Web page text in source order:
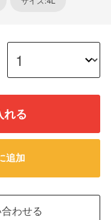
れる
追加
わせる